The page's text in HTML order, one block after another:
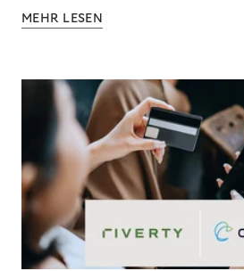
MEHR LESEN